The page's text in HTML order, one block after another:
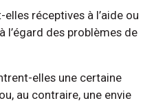
réceptives à l’aide ou
l’égard des problèmes de
elles une certaine
au contraire, une envie